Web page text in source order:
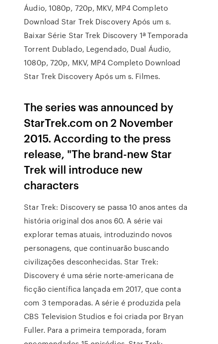
Áudio, 1080p, 720p, MKV, MP4 Completo
Download Star Trek Discovery Após um s.
Baixar Série Star Trek Discovery 1ª Temporada
Torrent Dublado, Legendado, Dual Áudio,
1080p, 720p, MKV, MP4 Completo Download
Star Trek Discovery Após um s. Filmes.
The series was announced by
StarTrek.com on 2 November
2015. According to the press
release, "The brand-new Star
Trek will introduce new
characters
Star Trek: Discovery se passa 10 anos antes da
história original dos anos 60. A série vai
explorar temas atuais, introduzindo novos
personagens, que continuarão buscando
civilizações desconhecidas. Star Trek:
Discovery é uma série norte-americana de
ficção científica lançada em 2017, que conta
com 3 temporadas. A série é produzida pela
CBS Television Studios e foi criada por Bryan
Fuller. Para a primeira temporada, foram